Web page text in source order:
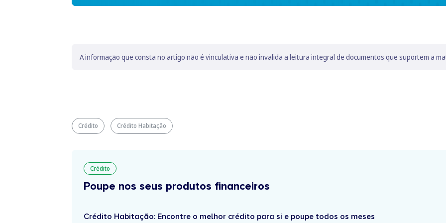
A informação que consta no artigo não é vinculativa e não invalida a leitura integral de documentos que suportem a
Crédito Crédito Habitação
Crédito
Poupe nos seus produtos financeiros
Crédito Habitação: Encontre o melhor crédito para si e poupe todos os meses